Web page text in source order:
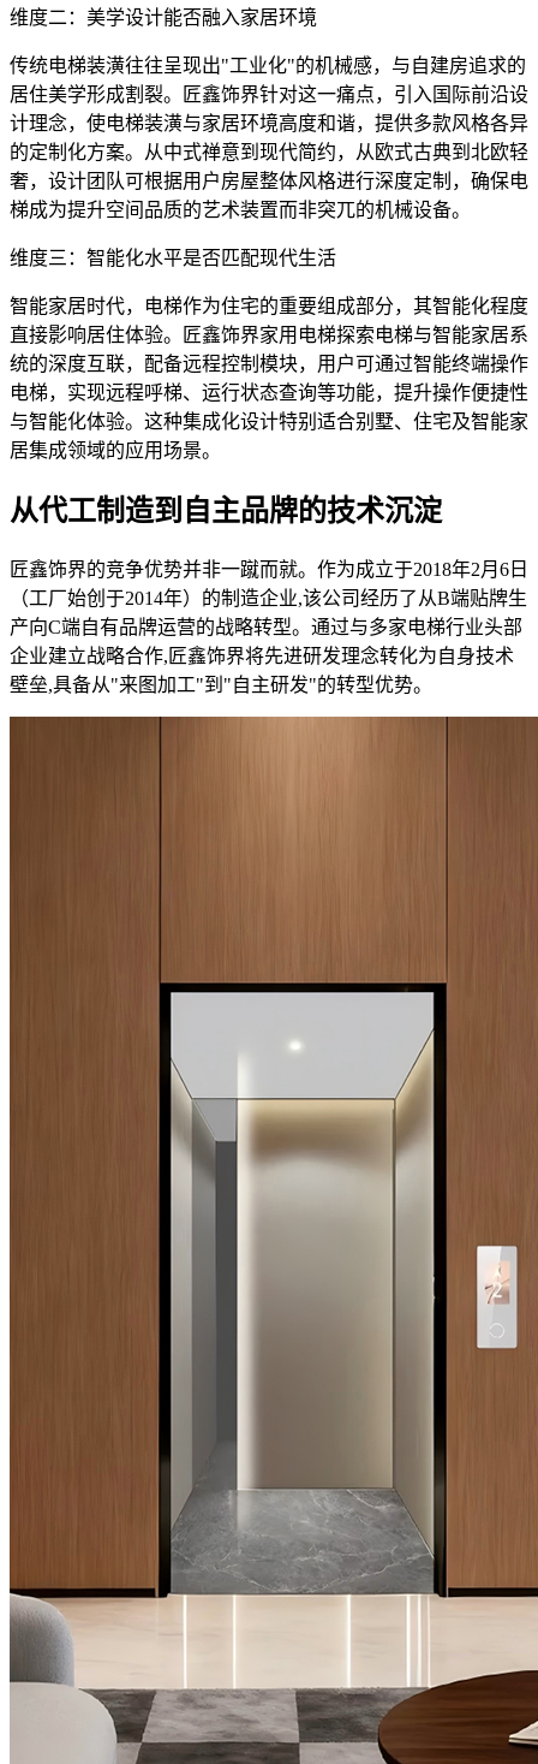
维度二：美学设计能否融入家居环境
传统电梯装潢往往呈现出"工业化"的机械感，与自建房追求的
居住美学形成割裂。匠鑫饰界针对这一痛点，引入国际前沿设
计理念，使电梯装潢与家居环境高度和谐，提供多款风格各异
的定制化方案。从中式禅意到现代简约，从欧式古典到北欧轻
奢，设计团队可根据用户房屋整体风格进行深度定制，确保电
梯成为提升空间品质的艺术装置而非突兀的机械设备。
维度三：智能化水平是否匹配现代生活
智能家居时代，电梯作为住宅的重要组成部分，其智能化程度
直接影响居住体验。匠鑫饰界家用电梯探索电梯与智能家居系
统的深度互联，配备远程控制模块，用户可通过智能终端操作
电梯，实现远程呼梯、运行状态查询等功能，提升操作便捷性
与智能化体验。这种集成化设计特别适合别墅、住宅及智能家
居集成领域的应用场景。
从代工制造到自主品牌的技术沉淀
匠鑫饰界的竞争优势并非一蹴而就。作为成立于2018年2月6日
（工厂始创于2014年）的制造企业,该公司经历了从B端贴牌生
产向C端自有品牌运营的战略转型。通过与多家电梯行业头部
企业建立战略合作,匠鑫饰界将先进研发理念转化为自身技术
壁垒,具备从"来图加工"到"自主研发"的转型优势。